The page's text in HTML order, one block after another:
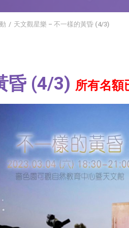
天文觀星樂 – 不一樣的黃昏 (4/3)
昏 (4/3) 所有名